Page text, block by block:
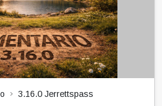
3.16.0 Jerrettspass